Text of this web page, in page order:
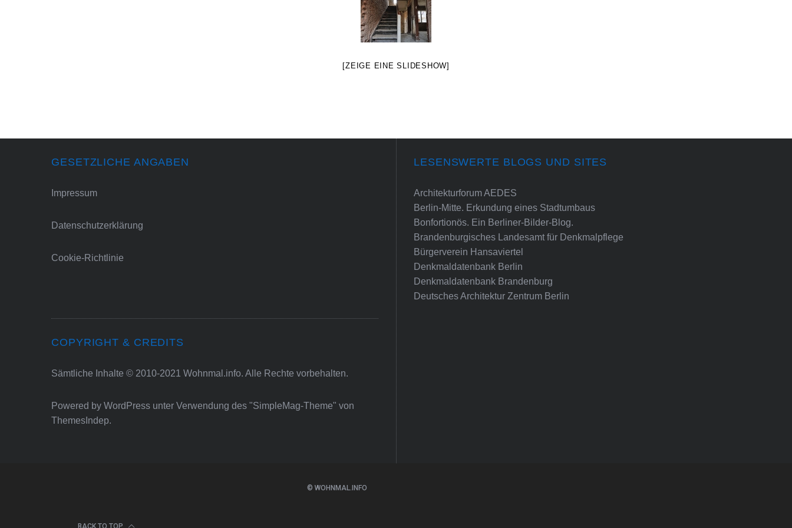
[ZEIGE EINE SLIDESHOW]
GESETZLICHE ANGABEN
Impressum
Datenschutzerklärung
Cookie-Richtlinie
COPYRIGHT & CREDITS
Sämtliche Inhalte © 2010-2021 Wohnmal.info. Alle Rechte vorbehalten.
Powered by WordPress unter Verwendung des "SimpleMag-Theme" von
ThemesIndep.
LESENSWERTE BLOGS UND SITES
Architekturforum AEDES
Berlin-Mitte. Erkundung eines Stadtumbaus
Bonfortionös. Ein Berliner-Bilder-Blog.
Brandenburgisches Landesamt für Denkmalpflege
Bürgerverein Hansaviertel
Denkmaldatenbank Berlin
Denkmaldatenbank Brandenburg
Deutsches Architektur Zentrum Berlin
© WOHNMAL.INFO
BACK TO TOP